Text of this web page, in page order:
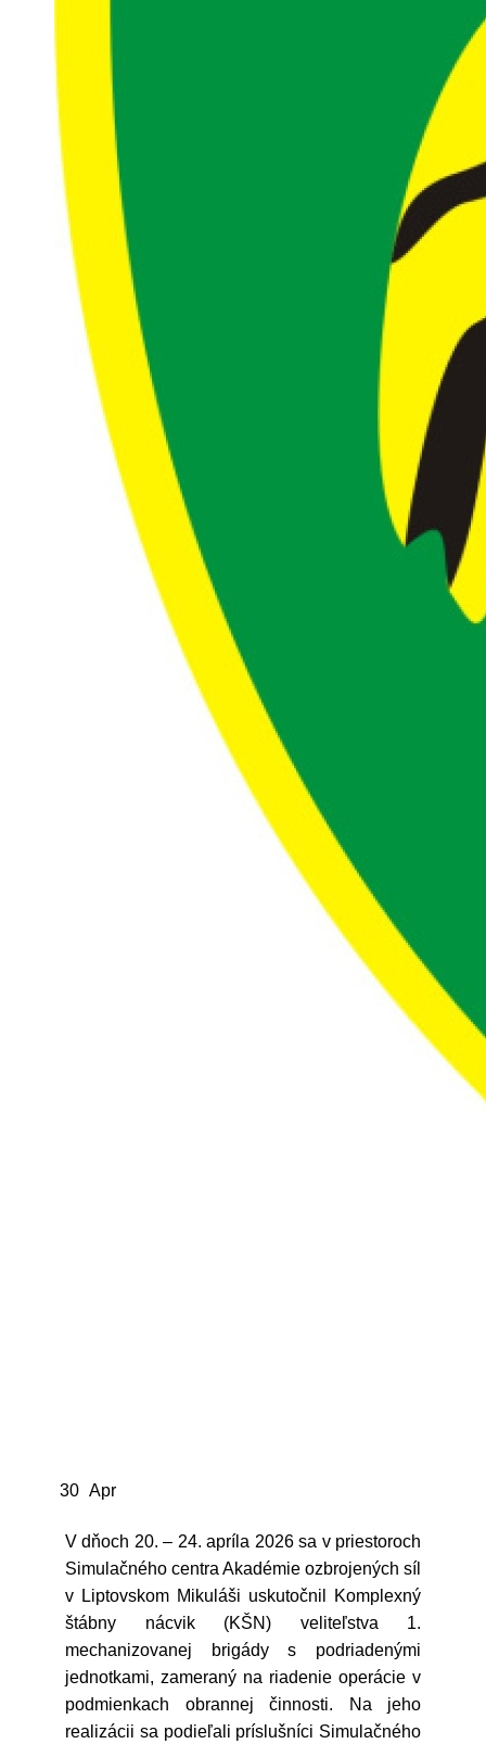
30 Apr
V dňoch 20. – 24. apríla 2026 sa v priestoroch
Simulačného centra Akadémie ozbrojených síl
v Liptovskom Mikuláši uskutočnil Komplexný
štábny nácvik (KŠN) veliteľstva 1.
mechanizovanej brigády s podriadenými
jednotkami, zameraný na riadenie operácie v
podmienkach obrannej činnosti. Na jeho
realizácii sa podieľali príslušníci Simulačného